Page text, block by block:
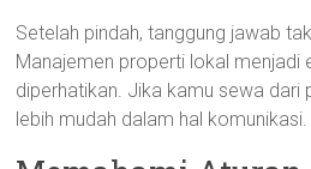
Setelah pindah, tanggung jawab
Manajemen properti lokal menjadi
diperhatikan. Jika kamu sewa dari
lebih mudah dalam hal komunikasi.